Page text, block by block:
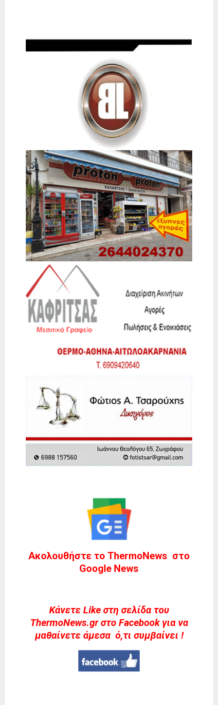
Ακολουθήστε το ThermoNews στο
Google News
Kάνετε Like στη σελίδα του
ThermoNews.gr στο Facebook για να
μαθαίνετε άμεσα ό,τι συμβαίνει !